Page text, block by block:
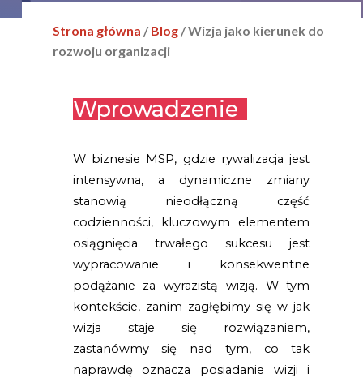
amet, consectetur
consectetur.
Pomagamy m.in. w:
Lorem ipsum dolor sit
Lorem ipsum dolor sit
Lorem ipsum dolor sit
Zobacz więcej
Lorem ipsum dolor sit
amet, consectetur
adipiscing elit. Lorem
Strona główna / Blog/ Wizja jako kierunek do
rozwoju organizacji
Wprowadzenie
W biznesie MSP, gdzie rywalizacja jest
intensywna, a dynamiczne zmiany
stanowią nieodłączną część
codzienności, kluczowym elementem
osiągnięcia trwałego sukcesu jest
wypracowanie i konsekwentne
podążanie za wyrazistą wizją. W tym
kontekście, zanim zagłębimy się w jak
wizja staje się rozwiązaniem,
zastanówmy się nad tym, co tak
naprawdę oznacza posiadanie wizji i